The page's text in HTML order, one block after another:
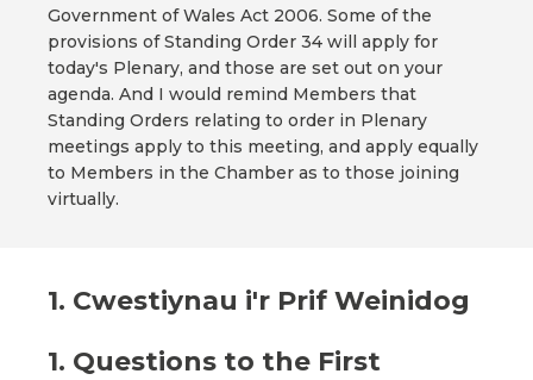
Government of Wales Act 2006. Some of the
provisions of Standing Order 34 will apply for
today's Plenary, and those are set out on your
agenda. And I would remind Members that
Standing Orders relating to order in Plenary
meetings apply to this meeting, and apply equally
to Members in the Chamber as to those joining
virtually.
1. Cwestiynau i'r Prif Weinidog
1. Questions to the First